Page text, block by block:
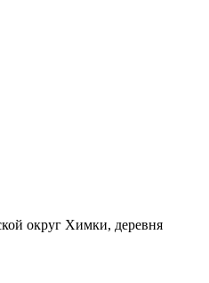
округ Химки, деревня